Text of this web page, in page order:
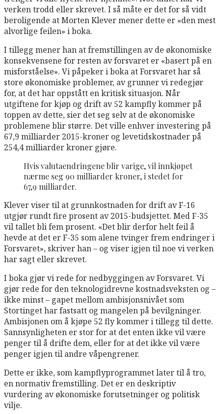
verken trodd eller skrevet. I så måte er det for så vidt
beroligende at Morten Klever mener dette er «den mest
alvorlige feilen» i boka.
I tillegg mener han at fremstillingen av de økonomiske
konsekvensene for resten av forsvaret er «basert på en
misforståelse». Vi påpeker i boka at Forsvaret har så
store økonomiske problemer, av grunner vi redegjør
for, at det har oppstått en kritisk situasjon. Når
utgiftene for kjøp og drift av 52 kampfly kommer på
toppen av dette, sier det seg selv at de økonomiske
problemene blir større. Det ville enhver investering på
67,9 milliarder 2015-kroner og levetidskostnader på
254,4 milliarder kroner gjøre.
Hvis valutaendringene blir varige, vil innkjøpet
nærme seg 90 milliarder kroner, i stedet for
67,9 milliarder.
Klever viser til at grunnkostnaden for drift av F-16
utgjør rundt fire prosent av 2015-budsjettet. Med F-35
vil tallet bli fem prosent. «Det blir derfor helt feil å
hevde at det er F-35 som alene tvinger frem endringer i
Forsvaret», skriver han – og viser igjen til noe vi verken
har sagt eller skrevet.
I boka gjør vi rede for nedbyggingen av Forsvaret. Vi
gjør rede for den teknologidrevne kostnadsveksten og –
ikke minst – gapet mellom ambisjonsnivået som
Stortinget har fastsatt og mangelen på bevilgninger.
Ambisjonen om å kjøpe 52 fly kommer i tillegg til dette.
Sannsynligheten er stor for at det enten ikke vil være
penger til å drifte dem, eller for at det ikke vil være
penger igjen til andre våpengrener.
Dette er ikke, som kampflyprogrammet later til å tro,
en normativ fremstilling. Det er en deskriptiv
vurdering av økonomiske forutsetninger og politisk
vilje.